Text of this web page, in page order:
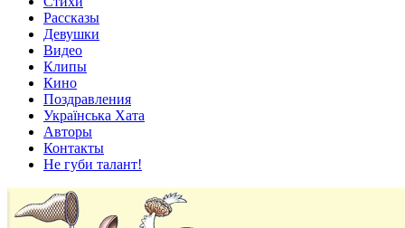
Рассказы
Девушки
Видео
Клипы
Кино
Поздравления
Українська Хата
Авторы
Контакты
Не губи талант!